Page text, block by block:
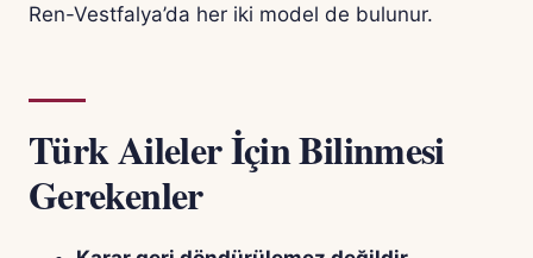
Ren-Vestfalya’da her iki model de bulunur.
Türk Aileler İçin Bilinmesi
Gerekenler